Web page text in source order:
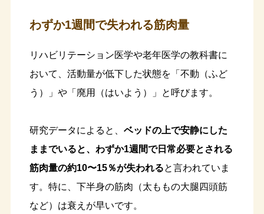
わずか1週間で失われる筋肉量
リハビリテーション医学や老年医学の教科書に
おいて、活動量が低下した状態を「不動（ふど
う）」や「廃用（はいよう）」と呼びます。
研究データによると、 ベッドの上で安静にした
ままでいると、わずか1週間で日常必要とされる
筋肉量の約10〜15％が失われると言われていま
す。特に、下半身の筋肉（太ももの大腿四頭筋
など）は衰えが早いです。